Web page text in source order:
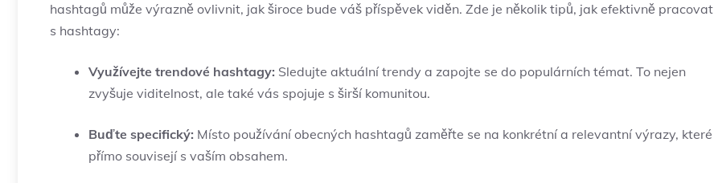
hashtagů může výrazně ovlivnit, jak široce bude váš příspěvek viděn. Zde je několik tipů, jak efektivně pracovat
s hashtagy:
Využívejte trendové hashtagy: Sledujte aktuální trendy a zapojte se do populárních témat. To nejen
zvyšuje viditelnost, ale také vás spojuje s širší komunitou.
Buďte specifický: Místo používání obecných hashtagů zaměřte se na konkrétní a relevantní výrazy, které
přímo souvisejí s vaším obsahem.